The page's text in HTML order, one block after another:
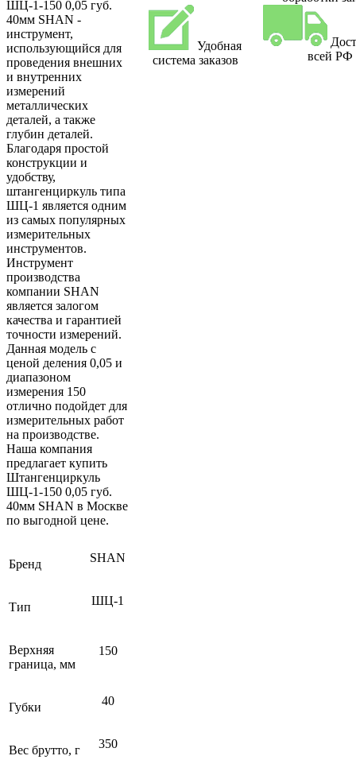
ШЦ-1-150 0,05 губ.
40мм SHAN -
инструмент,
использующийся для
проведения внешних
и внутренних
измерений
металлических
деталей, а также
глубин деталей.
Благодаря простой
конструкции и
удобству,
штангенциркуль типа
ШЦ-1 является одним
из самых популярных
измерительных
инструментов.
Инструмент
производства
компании SHAN
является залогом
качества и гарантией
точности измерений.
Данная модель с
ценой деления 0,05 и
диапазоном
измерения 150
отлично подойдет для
измерительных работ
на производстве.
Наша компания
предлагает купить
Штангенциркуль
ШЦ-1-150 0,05 губ.
40мм SHAN в Москве
по выгодной цене.
Бренд SHAN
Тип ШЦ-1
Верхняя
граница, мм
150
Губки 40
Вес брутто, г 350
Удобная
система заказов
всей РФ